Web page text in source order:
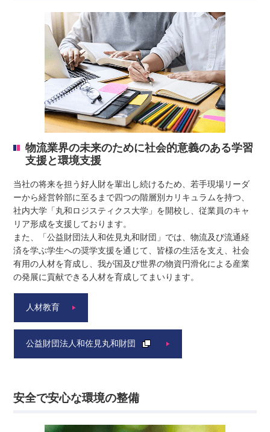
物流業界の未来のために社会的意義のある学習
支援と環境支援
当社の将来を担う好人財を輩出し続けるため、若手現場リーダ
ーから経営幹部に至るまで四つの階層別カリキュラムを持つ、
社内大学「丸和ロジスティクス大学」を開校し、従業員のキャ
リア形成を支援しております。
また、「公益財団法人和佐見丸和財団」では、物流及び流通経
済を学ぶ学生への奨学支援を通じて、皆様の生活を支え、社会
有用の人材を育成し、我が国及び世界の物資円滑化による産業
の発展に貢献できる人材を育成してまいります。
人材教育
公益財団法人和佐見丸和財団
安全で安心な環境の整備